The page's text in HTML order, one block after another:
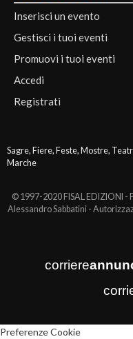
Inserisci un evento
Gestisci i tuoi eventi
Promuovi i tuoi eventi
Accedi
Registrati
Sagre, Fiere, Feste, Mostre,
Marche
© 1997-2020 FISAL EDIZIONI -
Alessandro Sabbatini -
corriere
Preferenze Cookie